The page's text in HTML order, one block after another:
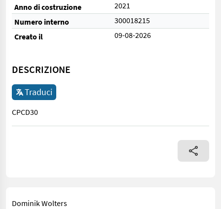
Anno di costruzione
2021
Numero interno
300018215
Creato il
09-08-2026
DESCRIZIONE
Traduci
CPCD30
CPCD30
Dominik Wolters